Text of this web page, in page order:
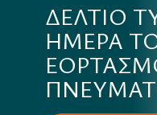
ΔΕΛΤΙΟ
ΗΜΕΡΑ